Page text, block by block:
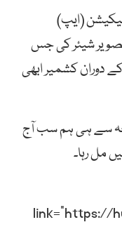
(ایپ)
تصویر شیئر کی جس
دوران کشمیر ابھی
سے ہی ہم سب آج
مل رہا۔
link=”https://